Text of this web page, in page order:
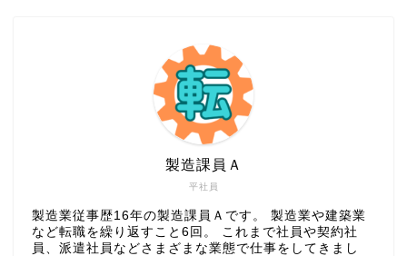
平社員
製造課員Ａ
製造業従事歴16年の製造課員Ａです。 製造業や建築業
など転職を繰り返すこと6回。 これまで社員や契約社
員、派遣社員などさまざまな業態で仕事をしてきまし